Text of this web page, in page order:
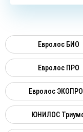
Евролос БИО
Евролос ПРО
Евролос
ЮНИЛОС